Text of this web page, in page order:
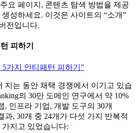
요 페이지, 콘텐츠 탐색 방법을 제공
생성하세요. 이것은 사이트의 “소개”
전입니다.
피하기
5가지 안티패턴 피하기”
지는 동안 채택 경쟁에서 이기고 있습
의 30만 도메인 연구에서 약 10%
, 인프라 기업, 개발 도구의 30개
과, 30개 중 24개가 다섯 가지 반복적
지고 있었습니다: